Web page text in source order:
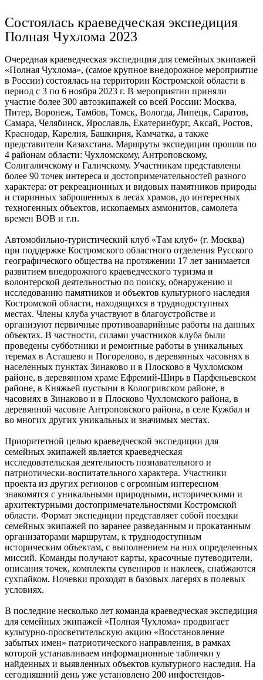
Состоялась краеведческая экспедиция
Полная Чухлома 2023
Очередная краеведческая экспедиция для семейных экипажей
«Полная Чухлома», (самое крупное внедорожное мероприятие
в России) состоялась на территории Костромской области в
период с 3 по 6 ноября 2023 г. В мероприятии приняли
участие более 300 автоэкипажей со всей России: Москва,
Питер, Воронеж, Тамбов, Томск, Вологда, Липецк, Саратов,
Самара, Челябинск, Ярославль, Екатеринбург, Аксай, Ростов,
Краснодар, Карелия, Башкирия, Камчатка, а также
представители Казахстана. Маршруты экспедиции прошли по
4 районам области: Чухломскому, Антроповскому,
Солигаличскому и Галичскому. Участникам представлены
более 90 точек интереса и достопримечательностей разного
характера: от рекреационных и видовых памятников природы
и старинных заброшенных в лесах храмов, до интересных
техногенных объектов, ископаемых аммонитов, самолета
времен ВОВ и т.п.
Автомобильно-туристический клуб «Там клуб» (г. Москва)
при поддержке Костромского областного отделения Русского
географического общества на протяжении 17 лет занимается
развитием внедорожного краеведческого туризма и
волонтерской деятельностью по поиску, обнаружению и
исследованию памятников и объектов культурного наследия
Костромской области, находящихся в труднодоступных
местах. Члены клуба участвуют в благоустройстве и
организуют первичные противоаварийные работы на данных
объектах. В частности, силами участников клуба были
проведены субботники и ремонтные работы в уникальных
теремах в Асташево и Погорелово, в деревянных часовнях в
населенных пунктах Зинаково и в Плосково в Чухломском
районе, в деревянном храме Ефремий-Ширь в Парфеньевском
районе, в Княжьей пустыни в Кологривском районе, в
часовнях в Зинаково и в Плосково Чухломского района, в
деревянной часовне Антроповского района, в селе Кужбал и
во многих других уникальных и значимых местах.
Приоритетной целью краеведческой экспедиции для
семейных экипажей является краеведческая
исследовательская деятельность познавательного и
патриотически-воспитательного характера. Участники
проекта из других регионов с огромным интересном
знакомятся с уникальными природными, историческими и
архитектурными достопримечательностями Костромской
области. Формат экспедиции представляет собой поездки
семейных экипажей по заранее разведанным и прокатанным
организаторами маршрутам, к труднодоступным
историческим объектам, с выполнением на них определенных
миссий. Команды получают карты, красочные путеводители,
описания точек, комплекты сувениров и наклеек, снабжаются
сухпайком. Ночевки проходят в базовых лагерях в полевых
условиях.
В последние несколько лет команда краеведческая экспедиция
для семейных экипажей «Полная Чухлома» продвигает
культурно-просветительскую акцию «Восстановление
забытых имен» патриотического направления, в рамках
которой устанавливаем информационные таблички у
найденных и выявленных объектов культурного наследия. На
сегодняшний день уже установлено 200 инфостендов-